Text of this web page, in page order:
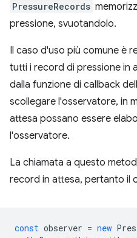
PressureRecords
pressione, svuotandolo.
Il caso d'uso più comune è
tutti i record di pressione in
dalla funzione di callback
scollegare l'osservatore, in
attesa possano essere
l'osservatore.
La chiamata a questo
record in attesa, pertanto il
const observer = new